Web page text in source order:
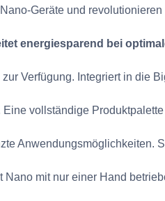
Geräte und
energiesparend bei
Verfügung. Integriert in die
vollständige
Anwendungsmöglichkeiten.
Nano mit nur einer Hand